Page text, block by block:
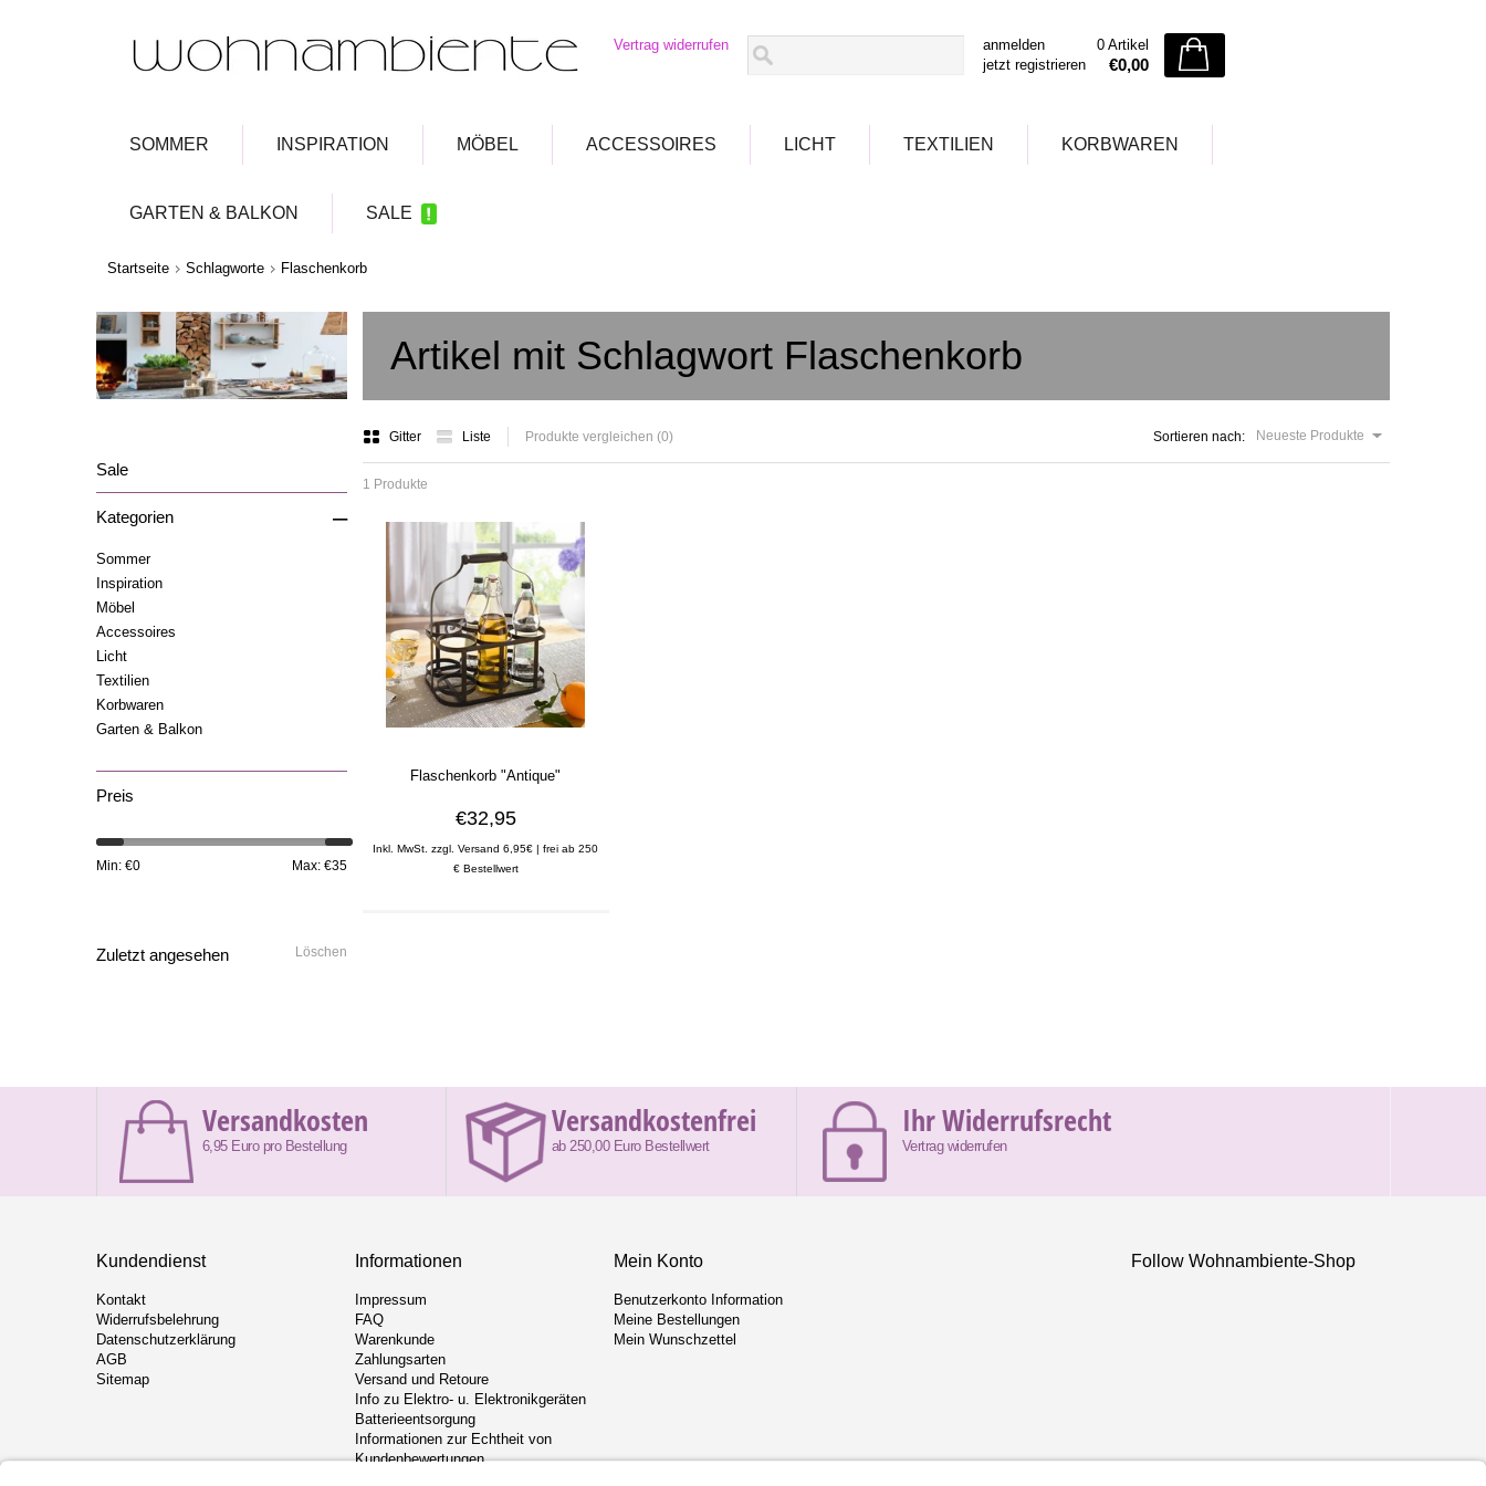
Vertrag widerrufen
anmelden
jetzt registrieren
0 Artikel
€0,00
SOMMER INSPIRATION MÖBEL ACCESSOIRES LICHT TEXTILIEN KORBWAREN
GARTEN & BALKON SALE
Startseite Schlagworte Flaschenkorb
Artikel mit Schlagwort Flaschenkorb
Gitter Liste Produkte vergleichen (0) Sortieren nach: Neueste Produkte
1 Produkte
Flaschenkorb "Antique"
€32,95
Inkl. MwSt. zzgl. Versand 6,95€ | frei ab 250
€ Bestellwert
Sale
Kategorien –
Sommer
Inspiration
Möbel
Accessoires
Licht
Textilien
Korbwaren
Garten & Balkon
Preis
Min: €0 Max: €35
Zuletzt angesehen Löschen
Versandkosten
6,95 Euro pro Bestellung
Versandkostenfrei
ab 250,00 Euro Bestellwert
Ihr Widerrufsrecht
Vertrag widerrufen
Kundendienst
Kontakt
Widerrufsbelehrung
Datenschutzerklärung
AGB
Sitemap
Informationen
Impressum
FAQ
Warenkunde
Zahlungsarten
Versand und Retoure
Info zu Elektro- u. Elektronikgeräten
Batterieentsorgung
Informationen zur Echtheit von
Kundenbewertungen
Mein Konto
Benutzerkonto Information
Meine Bestellungen
Mein Wunschzettel
Follow Wohnambiente-Shop